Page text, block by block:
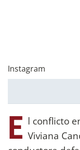
Instagram
E l conflicto
Viviana